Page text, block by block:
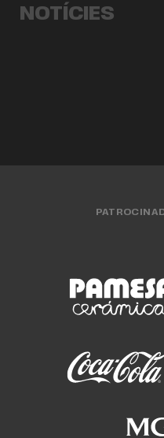
NOTÍCIES
Definit el
femení